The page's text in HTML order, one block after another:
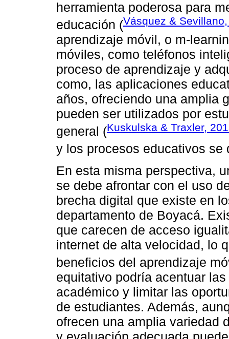
herramienta poderosa para
educación (Vásquez &
aprendizaje móvil, o m-
móviles, como teléfonos
proceso de aprendizaje y
como, las aplicaciones
años, ofreciendo una amplia
pueden ser utilizados por
general (Kuskulska & Traxler,
y los procesos educativos se
En esta misma perspectiva,
se debe afrontar con el uso
brecha digital que existe en
departamento de Boyacá.
que carecen de acceso
internet de alta velocidad, lo
beneficios del aprendizaje
equitativo podría acentuar
académico y limitar las
de estudiantes. Además,
ofrecen una amplia variedad